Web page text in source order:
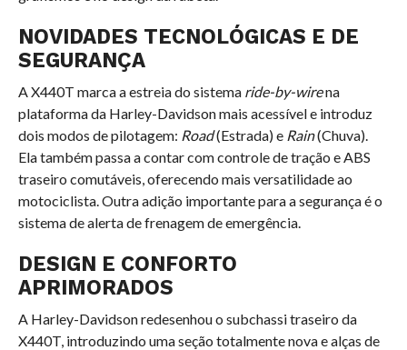
NOVIDADES TECNOLÓGICAS E DE
SEGURANÇA
A X440T marca a estreia do sistema ride-by-wirena
plataforma da Harley-Davidson mais acessível e introduz
dois modos de pilotagem: Road(Estrada) e Rain(Chuva).
Ela também passa a contar com controle de tração e ABS
traseiro comutáveis, oferecendo mais versatilidade ao
motociclista. Outra adição importante para a segurança é o
sistema de alerta de frenagem de emergência.
DESIGN E CONFORTO
APRIMORADOS
A Harley-Davidson redesenhou o subchassi traseiro da
X440T, introduzindo uma seção totalmente nova e alças de